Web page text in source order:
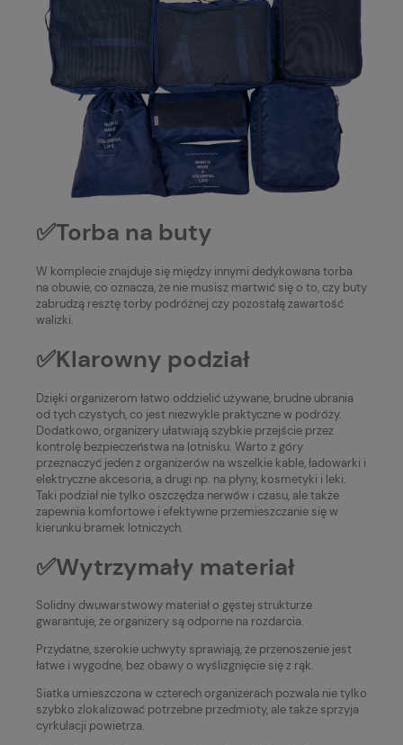
✅Torba na buty
W komplecie znajduje się między innymi dedykowana torba
na obuwie, co oznacza, że nie musisz martwić się o to, czy buty
zabrudzą resztę torby podróżnej czy pozostałą zawartość
walizki.
✅Klarowny podział
Dzięki organizerom łatwo oddzielić używane, brudne ubrania
od tych czystych, co jest niezwykle praktyczne w podróży.
Dodatkowo, organizery ułatwiają szybkie przejście przez
kontrolę bezpieczeństwa na lotnisku. Warto z góry
przeznaczyć jeden z organizerów na wszelkie kable, ładowarki i
elektryczne akcesoria, a drugi np. na płyny, kosmetyki i leki.
Taki podział nie tylko oszczędza nerwów i czasu, ale także
zapewnia komfortowe i efektywne przemieszczanie się w
kierunku bramek lotniczych.
✅Wytrzymały materiał
Solidny dwuwarstwowy materiał o gęstej strukturze
gwarantuje, że organizery są odporne na rozdarcia.
Przydatne, szerokie uchwyty sprawiają, że przenoszenie jest
łatwe i wygodne, bez obawy o wyślizgnięcie się z rąk.
Siatka umieszczona w czterech organizerach pozwala nie tylko
szybko zlokalizować potrzebne przedmioty, ale także sprzyja
cyrkulacji powietrza.